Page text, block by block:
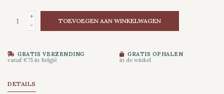
+
-
TOEVOEGEN AAN WINKELWAGEN
GRATIS VERZENDING
vanaf €75 in België
GRATIS OPHALEN
in de winkel
DETAILS